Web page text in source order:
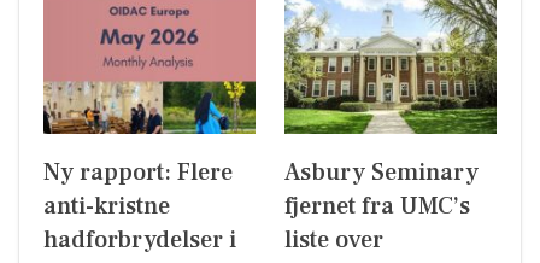
Ny rapport: Flere
anti-kristne
hadforbrydelser i
Asbury Seminary
fjernet fra UMC’s
liste over